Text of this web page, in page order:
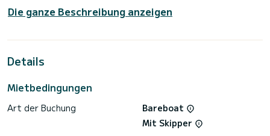
Das Boot verfügt über 3 voll ausgestattete Kabinen und
bietet Platz für 8 Personen. Mit einer Gesamtlänge von 13
außergewöhnlichen Urlaub auf dem Wasser in der Umgebung
ausgestattet. Es verfügt über die folgende Ausstattung:
Autopilot, Bugstrahlruder, Fernseher, Lautsprecher, USB-
Anschluss, Deckdusche, Solarpanel.
Die ganze Beschreibung anzeigen
Details
Mietbedingungen
Art der Buchung
Bareboat
Mit Skipper